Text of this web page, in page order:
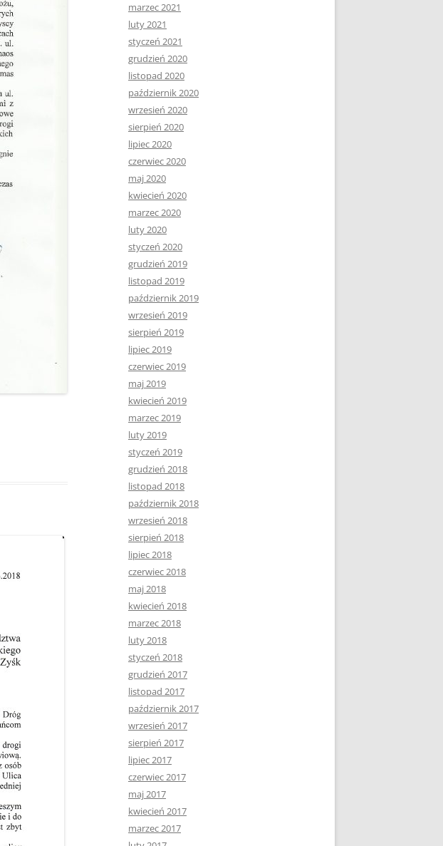
marzec 2021
luty 2021
styczeń 2021
grudzień 2020
listopad 2020
październik 2020
wrzesień 2020
sierpień 2020
lipiec 2020
czerwiec 2020
maj 2020
kwiecień 2020
marzec 2020
luty 2020
styczeń 2020
grudzień 2019
listopad 2019
październik 2019
wrzesień 2019
sierpień 2019
lipiec 2019
czerwiec 2019
maj 2019
kwiecień 2019
marzec 2019
luty 2019
styczeń 2019
grudzień 2018
listopad 2018
październik 2018
wrzesień 2018
sierpień 2018
lipiec 2018
czerwiec 2018
maj 2018
kwiecień 2018
marzec 2018
luty 2018
styczeń 2018
grudzień 2017
listopad 2017
październik 2017
wrzesień 2017
sierpień 2017
lipiec 2017
czerwiec 2017
maj 2017
kwiecień 2017
marzec 2017